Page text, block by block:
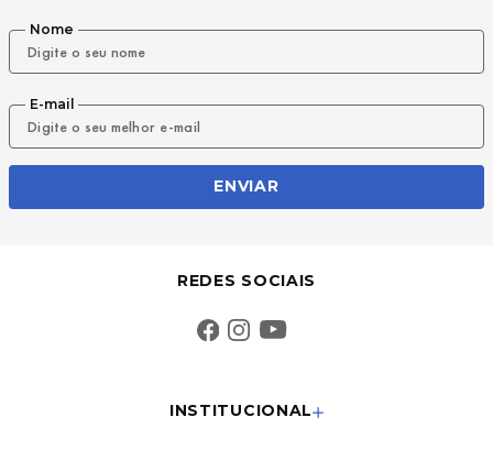
Nome
E-mail
ENVIAR
REDES SOCIAIS
INSTITUCIONAL